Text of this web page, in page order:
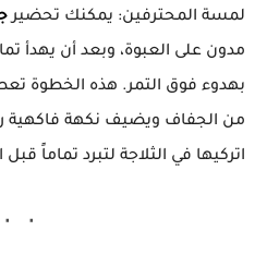
لمسة المحترفين: يمكنك تحضير
مدون على العبوة، وبعد أن يهدأ
بهدوء فوق التمر. هذه الخطوة
من الجفاف ويضيف نكهة فاكهية
اتركيها في الثلاجة لتبرد تماماً